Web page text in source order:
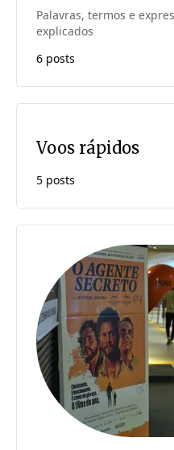
Palavras, termos e
explicados
6 posts
Voos rápidos
5 posts